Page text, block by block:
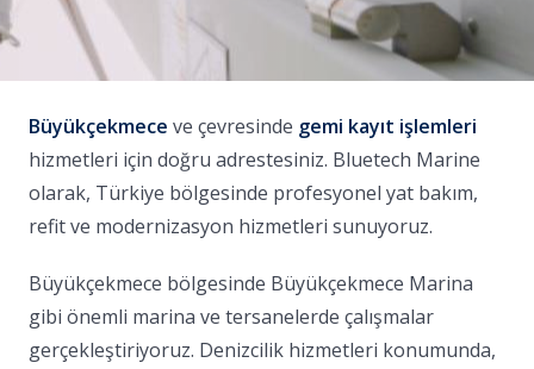
Büyükçekmece ve çevresinde gemi kayıt işlemleri
hizmetleri için doğru adrestesiniz. Bluetech Marine
olarak, Türkiye bölgesinde profesyonel yat bakım,
refit ve modernizasyon hizmetleri sunuyoruz.
Büyükçekmece bölgesinde Büyükçekmece Marina
gibi önemli marina ve tersanelerde çalışmalar
gerçekleştiriyoruz. Denizcilik hizmetleri konumunda,